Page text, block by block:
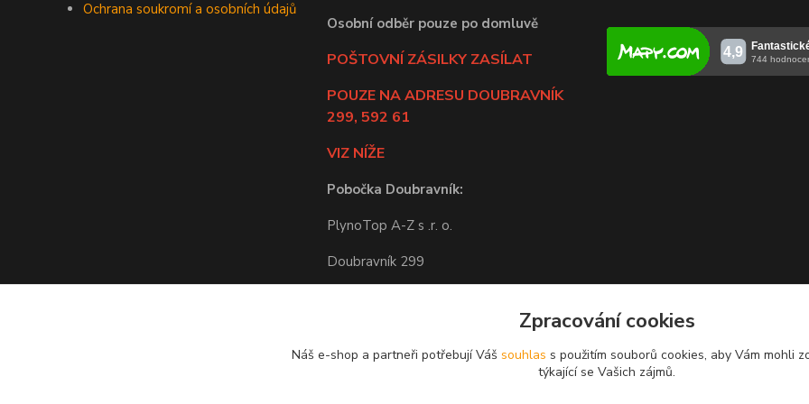
Ochrana soukromí a osobních údajů
Osobní odběr pouze po domluvě
POŠTOVNÍ ZÁSILKY ZASÍLAT
POUZE NA ADRESU DOUBRAVNÍK
299, 592 61
VIZ NÍŽE
Pobočka Doubravník:
PlynoTop A-Z s .r. o.
Doubravník 299
Odběr zboží po potvrzení obchodem.
Zpracování cookies
Náš e-shop a partneři potřebují Váš souhlas s použitím souborů cookies, aby Vám mohli
týkající se Vašich zájmů.